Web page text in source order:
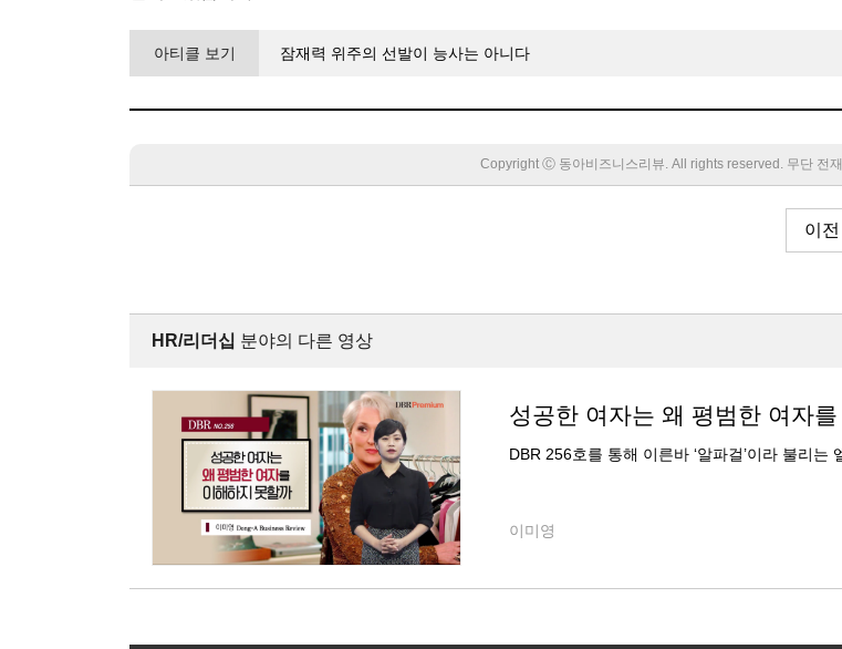
아티클 보기 잠재력 위주의 선발이 능사는 아니다
Copyright Ⓒ 동아비즈니스리뷰. All rights reserved. 무단 전
이전
HR/리더십 분야의 다른 영상
성공한 여자는 왜 평범한 여자
DBR 256호를 통해 이른바 ‘알파걸’이라 불리
이미영